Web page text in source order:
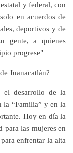
y federal, con
en acuerdos de
deportivos y de
gente, a quienes
progrese"
Juanacatlán?
desarrollo de la
la “Familia” y en la
Hoy en día la
para las mujeres en
enfrentar la alta